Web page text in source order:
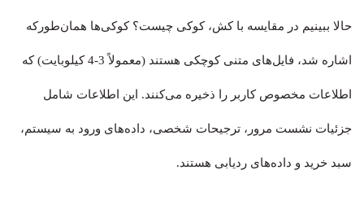
حالا ببینیم در مقایسه با کش، کوکی چیست؟ کوکی‌ها همان‌طورکه
اشاره شد، فایل‌های متنی کوچکی هستند (معمولاً 3-4 کیلوبایت) که
اطلاعات مخصوص کاربر را ذخیره می‌کنند. این اطلاعات شامل
جزئیات نشست مرور، ترجیحات شخصی، داده‌های ورود به سیستم،
سبد خرید و داده‌های ردیابی هستند.